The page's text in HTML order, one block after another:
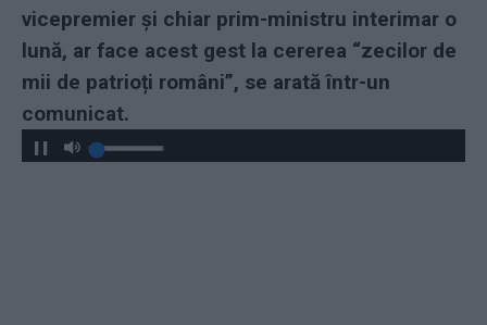
vicepremier și chiar prim-ministru interimar o
lună, ar face acest gest la cererea “zecilor de
mii de patrioți români”, se arată într-un
comunicat.